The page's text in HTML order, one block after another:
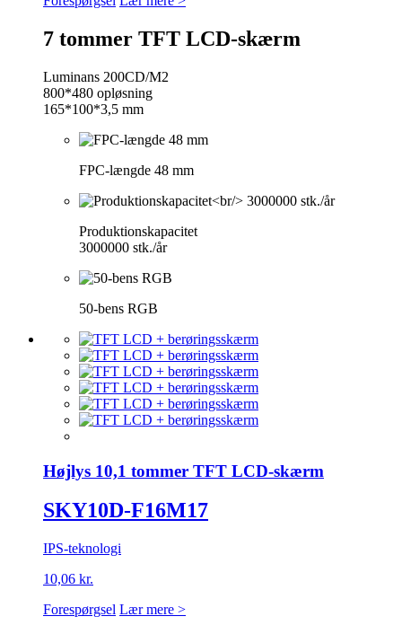
7 tommer TFT LCD-skærm
Luminans 200CD/M2
800*480 opløsning
165*100*3,5 mm
FPC-længde 48 mm
Produktionskapacitet
3000000 stk./år
50-bens RGB
Højlys 10,1 tommer TFT LCD-skærm
SKY10D-F16M17
IPS-teknologi
10,06 kr.
Forespørgsel Lær mere >